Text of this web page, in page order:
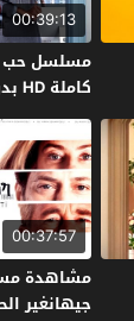
00:39:13
كاملة HD بدون إعلانات
00:37:57
مشاهدة
جيهانغير الحلقة